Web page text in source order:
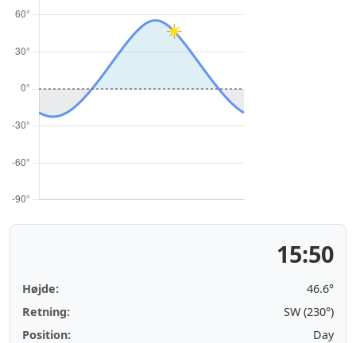
15:50
Højde:
46.6°
Retning:
SW (230°)
Position:
Day